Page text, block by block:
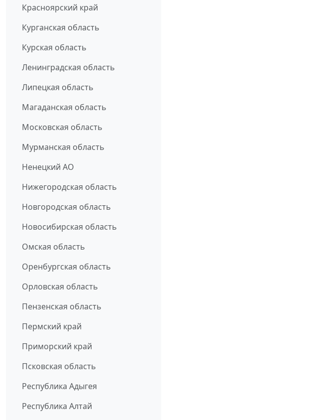
Красноярский край
Курганская область
Курская область
Ленинградская область
Липецкая область
Магаданская область
Московская область
Мурманская область
Ненецкий АО
Нижегородская область
Новгородская область
Новосибирская область
Омская область
Оренбургская область
Орловская область
Пензенская область
Пермский край
Приморский край
Псковская область
Республика Адыгея
Республика Алтай